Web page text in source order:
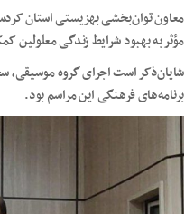
معاون توان‌بخشی بهزیستی استان
مؤثر به بهبود شرایط زندگی معلولین
شایان‌ذکر است اجرای گروه موسیقی،
برنامه‌های فرهنگی این مراسم بود.